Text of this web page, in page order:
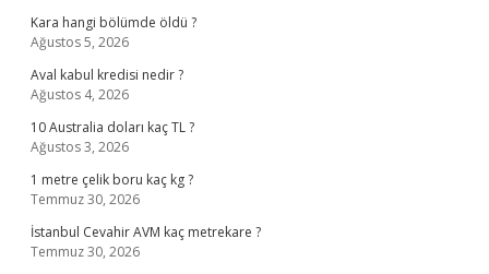
Kara hangi bölümde öldü ?
Ağustos 5, 2026
Aval kabul kredisi nedir ?
Ağustos 4, 2026
10 Australia doları kaç TL ?
Ağustos 3, 2026
1 metre çelik boru kaç kg ?
Temmuz 30, 2026
İstanbul Cevahir AVM kaç metrekare ?
Temmuz 30, 2026